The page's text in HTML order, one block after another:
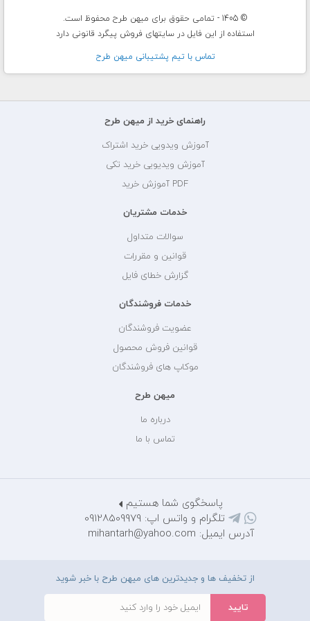
© 1405 - تمامی حقوق برای میهن طرح محفوظ است.
استفاده از این فایل در سایتهای فروش پیگرد قانونی دارد
تماس با تيم پشتيبانی ميهن طرح
راهنمای خرید از میهن طرح
آموزش ویدویی خرید اشتراک
آموزش ویدیویی خرید تکی
PDF آموزش خرید
خدمات مشتریان
سوالات متداول
قوانین و مقررات
گزارش خطای فایل
خدمات فروشندگان
عضویت فروشندگان
قوانین فروش محصول
موکاپ های فروشندگان
میهن طرح
درباره ما
تماس با ما
پاسخگوی شما هستیم
تلگرام و واتس اپ: 09128509979
آدرس ایمیل: mihantarh@yahoo.com
از تخفیف ها و جدیدترین های میهن طرح با خبر شوید